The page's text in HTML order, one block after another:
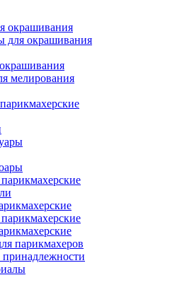
окрашивания
для окрашивания
мелирования
парикмахеров